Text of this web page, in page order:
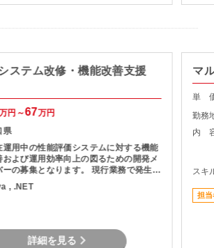
ステム改修・機能改善支援
円～67万円
県
運用中の性能評価システムに対する機能
および運用効率向上の図るための開発メ
の募集となります。 現行業務で発生し
る課題を整理し、機能追加を実現しま
, .NET
詳細を見る
マ
単
勤務
内
スキ
担当